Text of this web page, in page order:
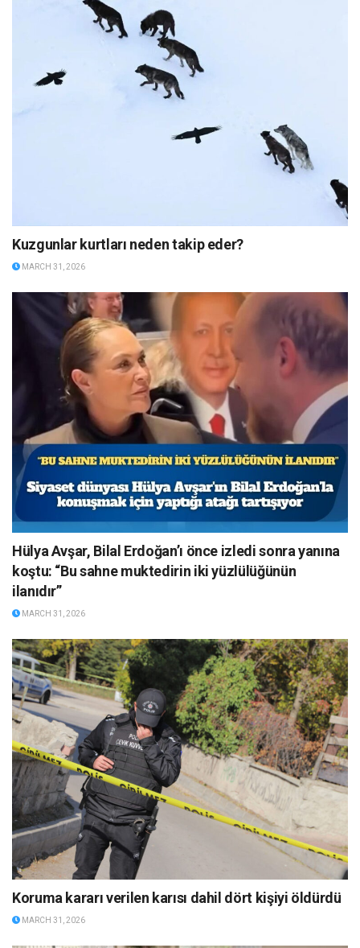
Kuzgunlar kurtları neden takip eder?
MARCH 31, 2026
Hülya Avşar, Bilal Erdoğan’ı önce izledi sonra yanına
koştu: “Bu sahne muktedirin iki yüzlülüğünün
ilanıdır”
MARCH 31, 2026
Koruma kararı verilen karısı dahil dört kişiyi öldürdü
MARCH 31, 2026